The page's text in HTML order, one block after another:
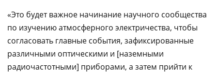
«Это будет важное начинание научного сообщества
по изучению атмосферного электричества, чтобы
согласовать главные события, зафиксированные
различными оптическими и [наземными
радиочастотными] приборами, а затем прийти к